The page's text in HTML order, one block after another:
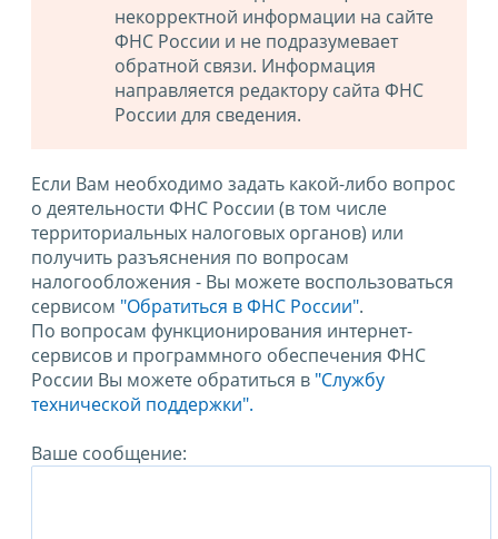
некорректной информации на сайте
ФНС России и не подразумевает
обратной связи. Информация
направляется редактору сайта ФНС
России для сведения.
Если Вам необходимо задать какой-либо вопрос
о деятельности ФНС России (в том числе
территориальных налоговых органов) или
получить разъяснения по вопросам
налогообложения - Вы можете воспользоваться
сервисом "Обратиться в ФНС России".
По вопросам функционирования интернет-
сервисов и программного обеспечения ФНС
России Вы можете обратиться в "Службу
технической поддержки".
Ваше сообщение: